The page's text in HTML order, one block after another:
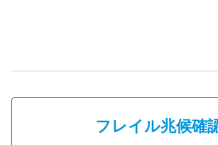
フレイル兆候確